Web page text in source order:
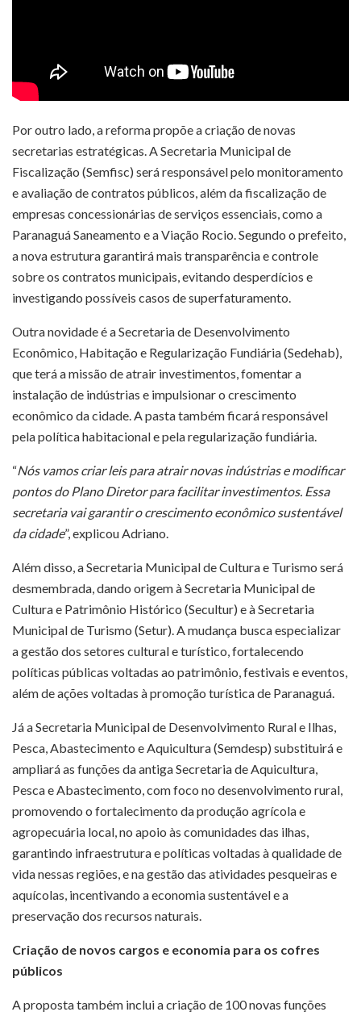
Por outro lado, a reforma propõe a criação de novas
secretarias estratégicas. A Secretaria Municipal de
Fiscalização (Semfisc) será responsável pelo monitoramento
e avaliação de contratos públicos, além da fiscalização de
empresas concessionárias de serviços essenciais, como a
Paranaguá Saneamento e a Viação Rocio. Segundo o prefeito,
a nova estrutura garantirá mais transparência e controle
sobre os contratos municipais, evitando desperdícios e
investigando possíveis casos de superfaturamento.
Outra novidade é a Secretaria de Desenvolvimento
Econômico, Habitação e Regularização Fundiária (Sedehab),
que terá a missão de atrair investimentos, fomentar a
instalação de indústrias e impulsionar o crescimento
econômico da cidade. A pasta também ficará responsável
pela política habitacional e pela regularização fundiária.
“Nós vamos criar leis para atrair novas indústrias e modificar
pontos do Plano Diretor para facilitar investimentos. Essa
secretaria vai garantir o crescimento econômico sustentável
da cidade”, explicou Adriano.
Além disso, a Secretaria Municipal de Cultura e Turismo será
desmembrada, dando origem à Secretaria Municipal de
Cultura e Patrimônio Histórico (Secultur) e à Secretaria
Municipal de Turismo (Setur). A mudança busca especializar
a gestão dos setores cultural e turístico, fortalecendo
políticas públicas voltadas ao patrimônio, festivais e eventos,
além de ações voltadas à promoção turística de Paranaguá.
Já a Secretaria Municipal de Desenvolvimento Rural e Ilhas,
Pesca, Abastecimento e Aquicultura (Semdesp) substituirá e
ampliará as funções da antiga Secretaria de Aquicultura,
Pesca e Abastecimento, com foco no desenvolvimento rural,
promovendo o fortalecimento da produção agrícola e
agropecuária local, no apoio às comunidades das ilhas,
garantindo infraestrutura e políticas voltadas à qualidade de
vida nessas regiões, e na gestão das atividades pesqueiras e
aquícolas, incentivando a economia sustentável e a
preservação dos recursos naturais.
Criação de novos cargos e economia para os cofres
públicos
A proposta também inclui a criação de 100 novas funções